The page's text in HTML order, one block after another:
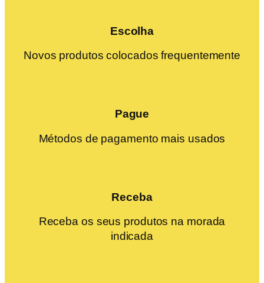
Escolha
Novos produtos colocados frequentemente
Pague
Métodos de pagamento mais usados
Receba
Receba os seus produtos na morada
indicada